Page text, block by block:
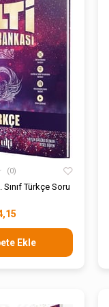
0
Sınıf Türkçe Soru
Ekle